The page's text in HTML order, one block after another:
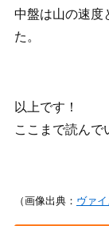
中盤は山の速度
た。
以上です！
ここまで読んで
（画像出典： ヴァ